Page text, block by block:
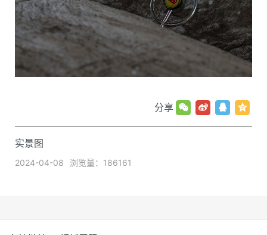
分享
实景图
2024-04-08 浏览量：186161